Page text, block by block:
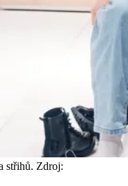
střihů. Zdroj: